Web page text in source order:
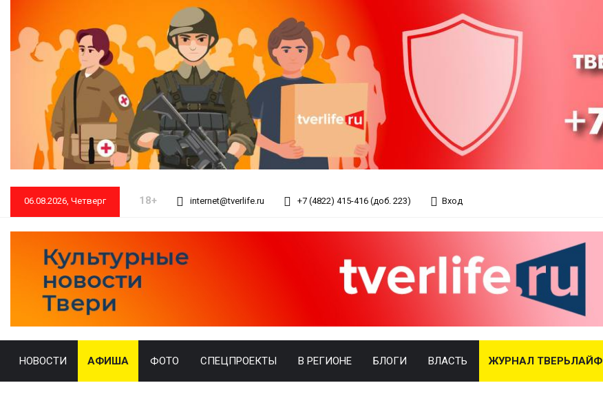
06.08.2026, Четверг 18+ internet@tverlife.ru +7 (4822) 415-416 (доб. 223) Вход
НОВОСТИ АФИША ФОТО СПЕЦПРОЕКТЫ В РЕГИОНЕ БЛОГИ ВЛАСТЬ ЖУРНАЛ ТВЕРЬЛАЙФ